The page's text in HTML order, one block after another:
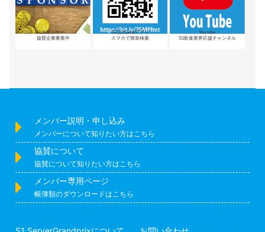
スポンサー
協賛企業募集中
S1公式webアプリ
スマホで簡単検索
You tube
S1飲食業界応援チャンネル
メンバー説明・申し込み
メンバーについて知りたい方はこちら
協賛について
協賛について知りたい方はこちら
メンバー専用ページ
帳簿類のダウンロードはこちら